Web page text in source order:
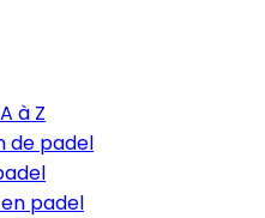
à Z
de padel
padel